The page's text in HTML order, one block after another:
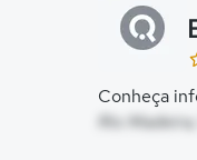
Conheça
Rio